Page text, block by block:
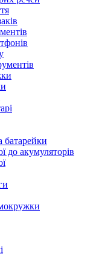
батарейки
до акумуляторів